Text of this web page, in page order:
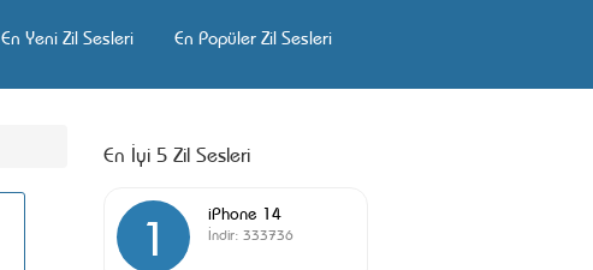
En Yeni Zil Sesleri En Popüler Zil Sesleri
En İyi 5 Zil Sesleri
1 iPhone 14
İndir: 333736